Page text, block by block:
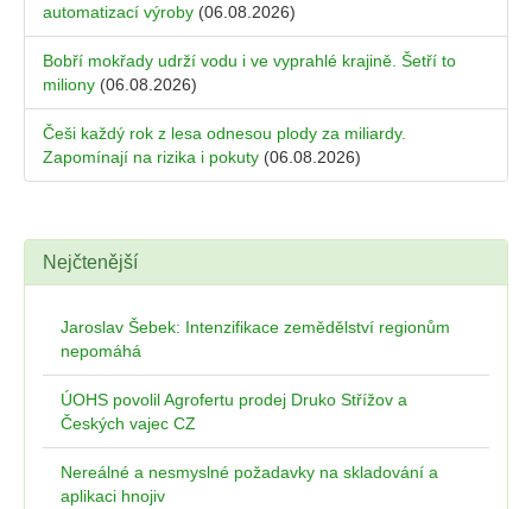
automatizací výroby (06.08.2026)
Bobří mokřady udrží vodu i ve vyprahlé krajině. Šetří to
miliony (06.08.2026)
Češi každý rok z lesa odnesou plody za miliardy.
Zapomínají na rizika i pokuty (06.08.2026)
Nejčtenější
Jaroslav Šebek: Intenzifikace zemědělství regionům
nepomáhá
ÚOHS povolil Agrofertu prodej Druko Střížov a
Českých vajec CZ
Nereálné a nesmyslné požadavky na skladování a
aplikaci hnojiv